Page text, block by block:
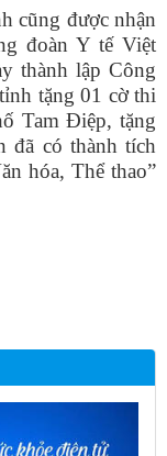
được nhận
đoàn Y tế Việt
thành lập Công
tặng 01 cờ thi
Tam Điệp, tặng
đã có thành tích
hóa, Thể thao”